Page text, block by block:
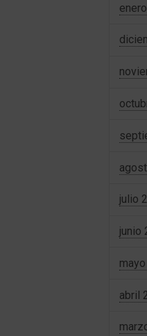
julio
junio
abril